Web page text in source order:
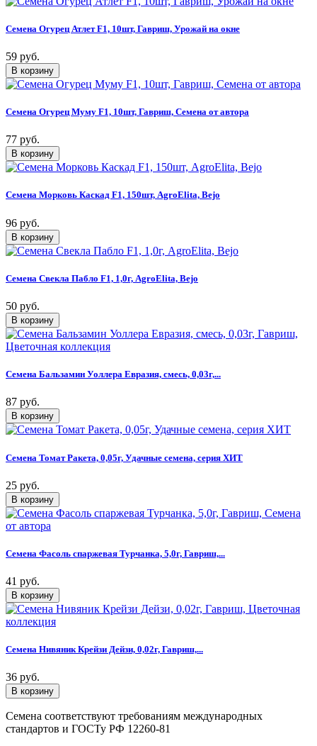
Семена Огурец Атлет F1, 10шт, Гавриш, Урожай на окне
59 руб.
Семена Огурец Муму F1, 10шт, Гавриш, Семена от автора
77 руб.
Семена Морковь Каскад F1, 150шт, AgroElita, Bejo
96 руб.
Семена Свекла Пабло F1, 1,0г, AgroElita, Bejo
50 руб.
Семена Бальзамин Уоллера Евразия, смесь, 0,03г,...
87 руб.
Семена Томат Ракета, 0,05г, Удачные семена, серия ХИТ
25 руб.
Семена Фасоль спаржевая Турчанка, 5,0г, Гавриш,...
41 руб.
Семена Нивяник Крейзи Дейзи, 0,02г, Гавриш,...
36 руб.
Семена соответствуют требованиям международных
стандартов и ГОСТу РФ 12260-81